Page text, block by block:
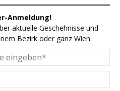
Anmeldung!
aktuelle Geschehnisse und
Bezirk oder ganz Wien.